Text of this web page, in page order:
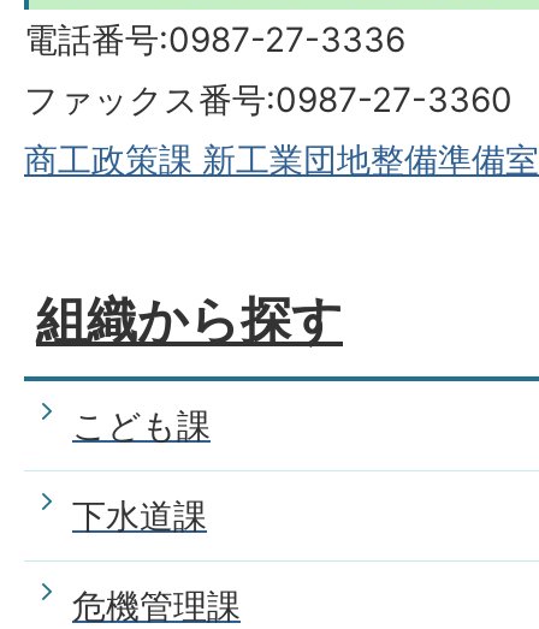
電話番号:0987-27-3336
ファックス番号:0987-27-3360
商工政策課 新工業団地整備準備
組織から探す
こども課
下水道課
危機管理課